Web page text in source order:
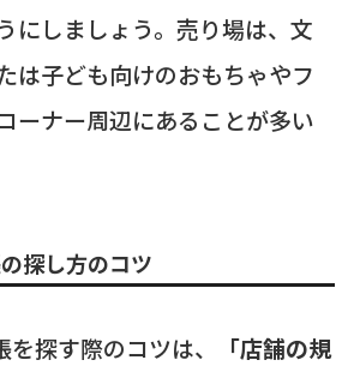
にしましょう。売り場は、文
は子ども向けのおもちゃやフ
ーナー周辺にあることが多い
探し方のコツ
探す際のコツは、
「店舗の規